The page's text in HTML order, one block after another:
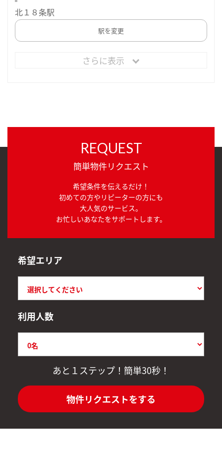
北１８条駅
駅を変更
さらに表示
REQUEST
簡単物件リクエスト
希望条件を伝えるだけ！
初めての方やリピーターの方にも
大人気のサービス。
お忙しいあなたをサポートします。
希望エリア
利用人数
あと１ステップ！簡単30秒！
物件リクエストをする